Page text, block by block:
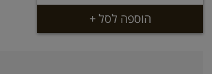
הוספה לסל +